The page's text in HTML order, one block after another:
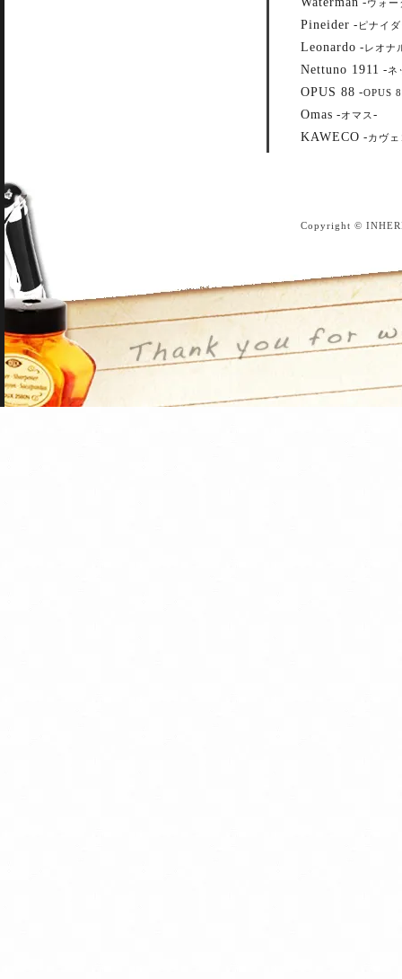
ウォー
Pineider - ピナイ
Leonardo -レオナ
Nettuno 1911 -ネ
OPUS 88 -OPUS
Omas -オマス -
KAWECO -カヴェ
Copyright ©